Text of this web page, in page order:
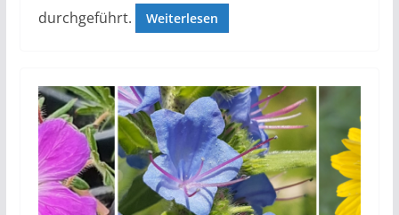
durchgeführt.
Weiterlesen